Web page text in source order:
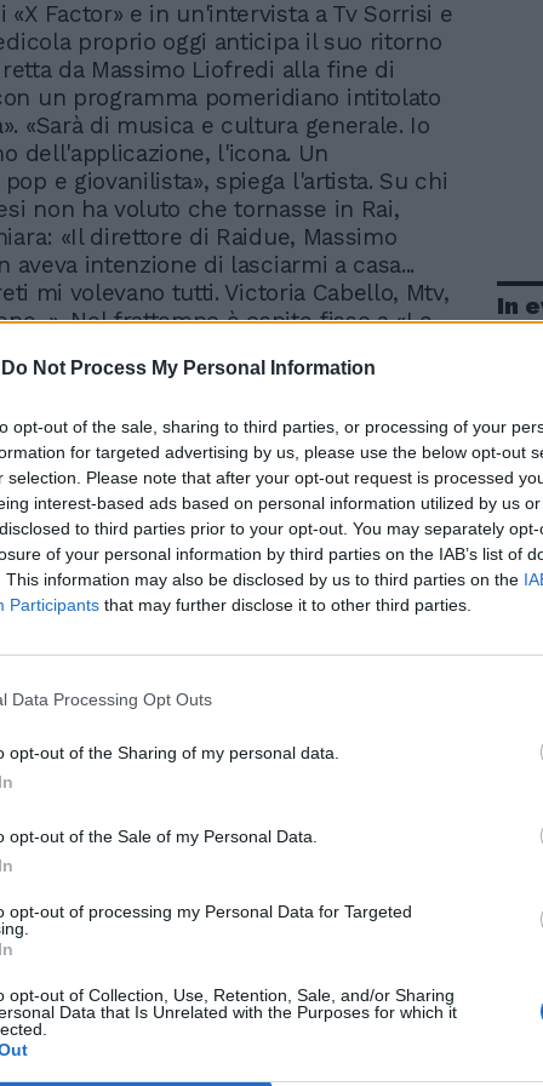
Do Not Process My Personal Information
opt-out of the sale, sharing to third parties, or processing of your
for targeted advertising by us, please use the below opt-out
selection. Please note that after your opt-out request is processed
interest-based ads based on personal information utilized by us
to third parties prior to your opt-out. You may separately
of your personal information by third parties on the IAB’s list of
This information may also be disclosed by us to third parties on the
Participants that may further disclose it to other third parties.
Data Processing Opt Outs
opt-out of the Sharing of my personal data.
opt-out of the Sale of my Personal Data.
opt-out of processing my Personal Data for Targeted
opt-out of Collection, Use, Retention, Sale, and/or Sharing
Data that Is Unrelated with the Purposes for which it
«X Factor» e in un'intervista a Tv Sorrisi e
proprio oggi anticipa il suo ritorno
da Massimo Liofredi alla fine di
un programma pomeridiano intitolato
«Sarà di musica e cultura generale. Io
dell'applicazione, l'icona. Un
e giovanilista», spiega l'artista. Su chi
non ha voluto che tornasse in Rai,
«Il direttore di Raidue, Massimo
aveva intenzione di lasciarmi a casa...
mi volevano tutti. Victoria Cabello, Mtv,
Nel frattempo è ospite fisso a «Le
lettera alla Rai: se non mi date una
ritirato la raccomandata...». Della
ai giornali sull'uso della droga
vuole più parlare: «Vorrei superarla, non
la costante. Non è interessante, è una
gli amici veri sono stati Celentano e
Simona Ventura, Liofredi, Fossati, quelli
delle possibilità e mi difendono di
cantante? No non ci penso più.
direttore artistico!». «Sono felice del
la senatrice del Pdl Ombretta
della commissione Istruzione e
è stata molto avvertita. Ho avuto
anche nelle superbe
delle canzoni di mio marito, Giorgio
In
Trump, Meloni e la strategia